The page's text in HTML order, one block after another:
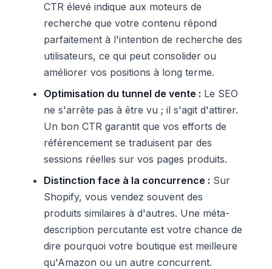
CTR élevé indique aux moteurs de
recherche que votre contenu répond
parfaitement à l'intention de recherche des
utilisateurs, ce qui peut consolider ou
améliorer vos positions à long terme.
Optimisation du tunnel de vente : Le SEO
ne s'arrête pas à être vu ; il s'agit d'attirer.
Un bon CTR garantit que vos efforts de
référencement se traduisent par des
sessions réelles sur vos pages produits.
Distinction face à la concurrence : Sur
Shopify, vous vendez souvent des
produits similaires à d'autres. Une méta-
description percutante est votre chance de
dire pourquoi votre boutique est meilleure
qu'Amazon ou un autre concurrent.